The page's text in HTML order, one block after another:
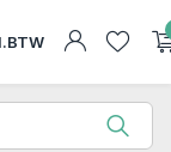
BTW